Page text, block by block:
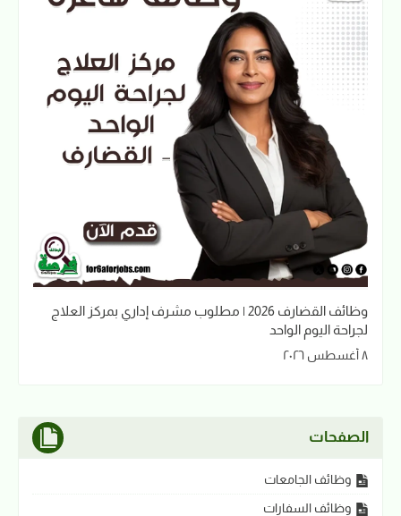
وظائف القضارف 2026 | مطلوب مشرف إداري بمركز العلاج
لجراحة اليوم الواحد
٨ أغسطس ٢٠٢٦
الصفحات
وظائف الجامعات
وظائف السفارات